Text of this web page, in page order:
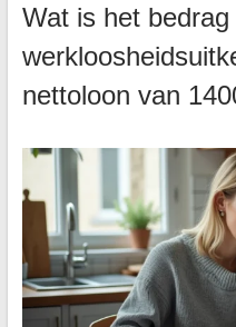
Wat is het
nettoloon van